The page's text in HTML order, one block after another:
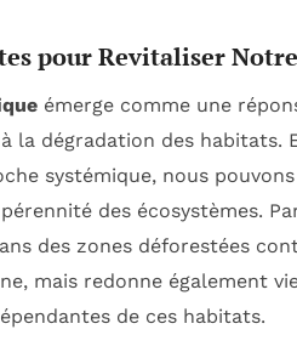
pour Revitaliser
émerge comme une
la dégradation des habitats.
systémique, nous
des écosystèmes.
des zones déforestées
mais redonne également
de ces habitats.